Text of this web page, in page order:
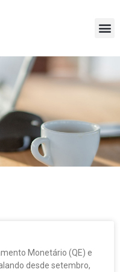
Monetário (QE) e
desde setembro,